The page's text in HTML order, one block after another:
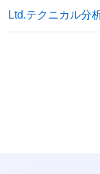
Ltd.テクニカル分